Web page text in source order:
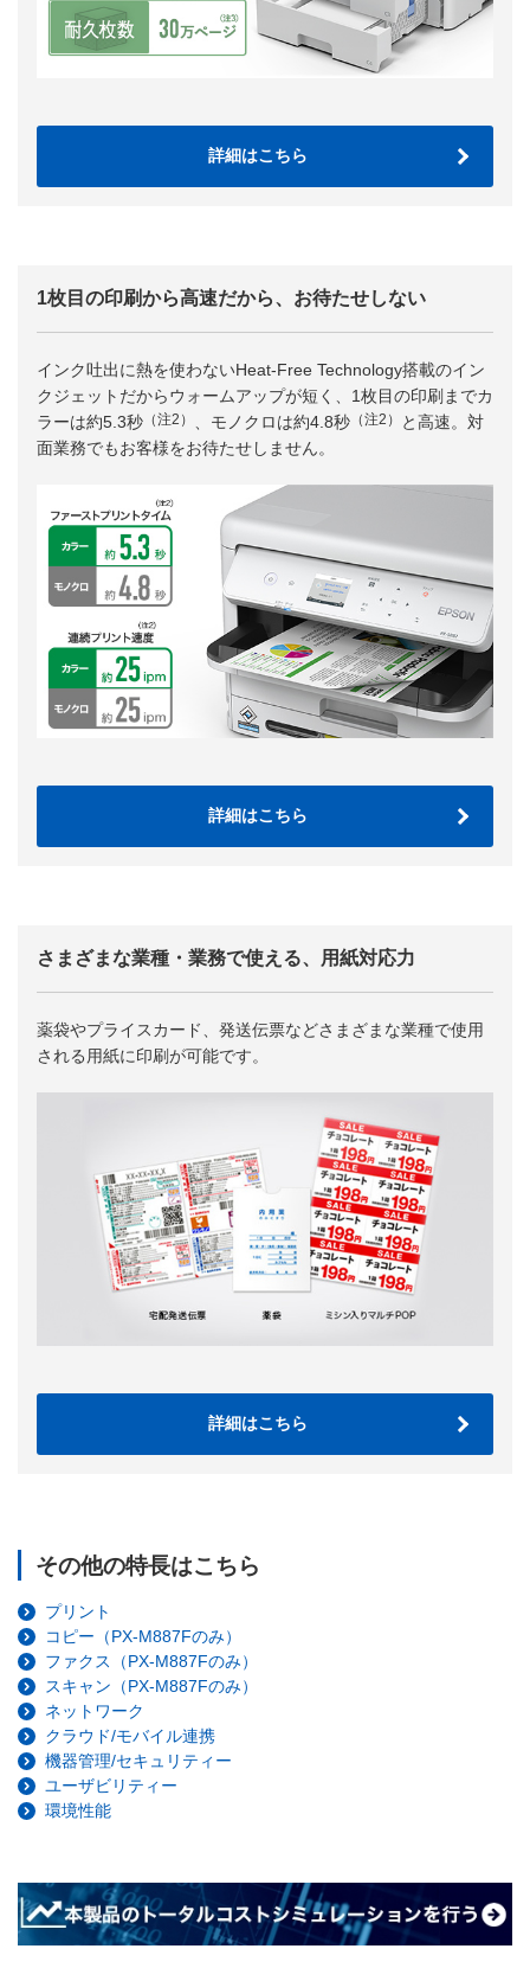
詳細はこちら
1枚目の印刷から高速だから、お待たせしない
インク吐出に熱を使わないHeat-Free Technology搭載のイン
クジェットだからウォームアップが短く、1枚目の印刷までカ
ラーは約5.3秒 （注2） 、モノクロは約4.8秒 （注2）
と高速。対
面業務でもお客様をお待たせしません。
詳細はこちら
さまざまな業種・業務で使える、用紙対応力
薬袋やプライスカード、発送伝票などさまざまな業種で使用
される用紙に印刷が可能です。
詳細はこちら
その他の特長はこちら
プリント
コピー（PX-M887Fのみ）
ファクス（PX-M887Fのみ）
スキャン（PX-M887Fのみ）
ネットワーク
クラウド/モバイル連携
機器管理/セキュリティー
ユーザビリティー
環境性能